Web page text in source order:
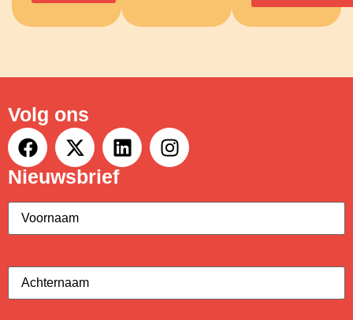
Volg ons
Nieuwsbrief
Voornaam(Vereist)
Achternaam(Vereist)